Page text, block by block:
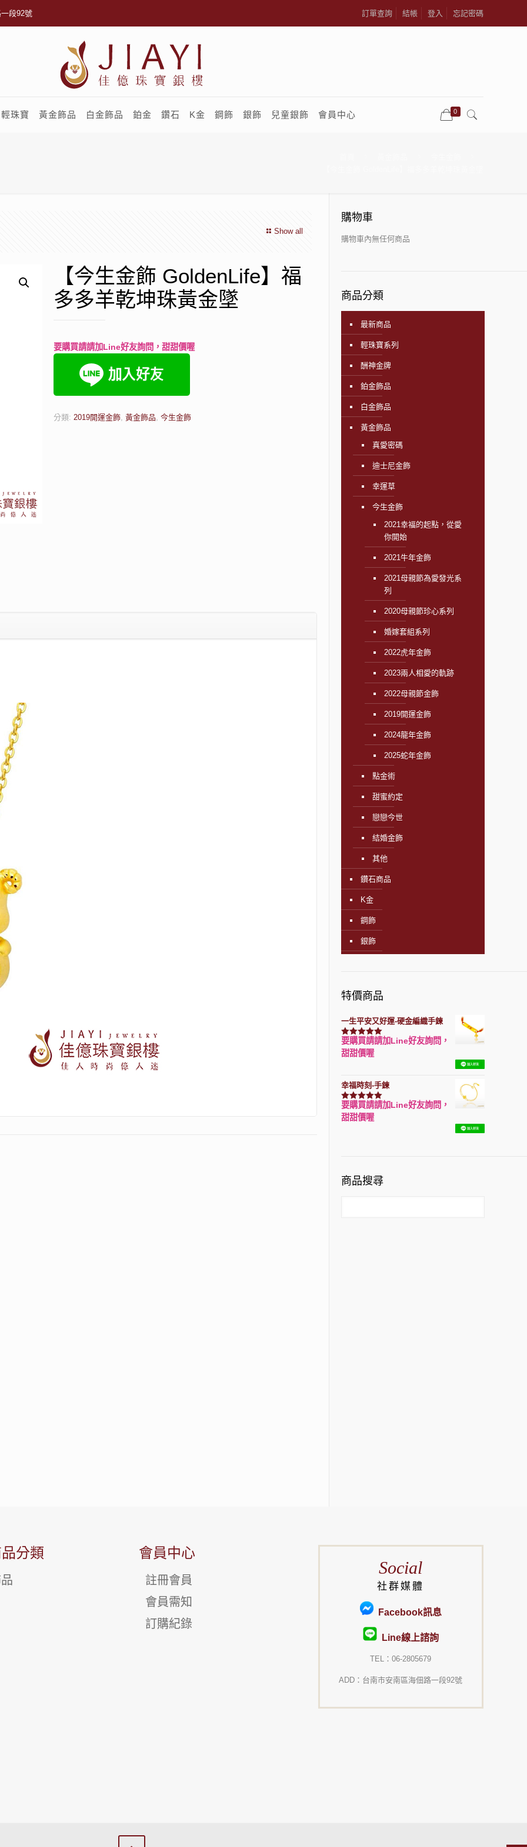
段92號 訂單查詢 結帳 登入 忘記密碼
輕珠寶 黃金飾品 白金飾品 鉑金 鑽石 K金 鋼飾 銀飾 兒童銀飾 會員中心 0
Show all
【今生金飾 GoldenLife】福
多多羊乾坤珠黃金墜
要購買請請加Line好友詢問，甜甜價喔
分類: 2019開運金飾, 黃金飾品, 今生金飾
購物車
購物車內無任何商品
商品分類
最新商品
輕珠寶系列
酬神金牌
鉑金飾品
白金飾品
黃金飾品
真愛密碼
迪士尼金飾
幸運草
今生金飾
2021幸福的起點，從愛
你開始
2021牛年金飾
2021母親節為愛發光系
列
2020母親節珍心系列
婚嫁套組系列
2022虎年金飾
2023兩人相愛的軌跡
2022母親節金飾
2019開運金飾
2024龍年金飾
2025蛇年金飾
點金術
甜蜜約定
戀戀今世
結婚金飾
其他
鑽石商品
K金
鋼飾
銀飾
特價商品
一生平安又好運-硬金編織手鍊
評分7740滿分 5
要購買請請加Line好友詢問，
甜甜價喔
幸福時刻-手鍊
評分3150滿分 5
要購買請請加Line好友詢問，
甜甜價喔
商品搜尋
分類 會員中心
註冊會員
會員需知
訂購紀錄
Social
社群媒體
Facebook訊息
Line線上諮詢
TEL：06-2805679
ADD：台南市安南區海佃路一段92號